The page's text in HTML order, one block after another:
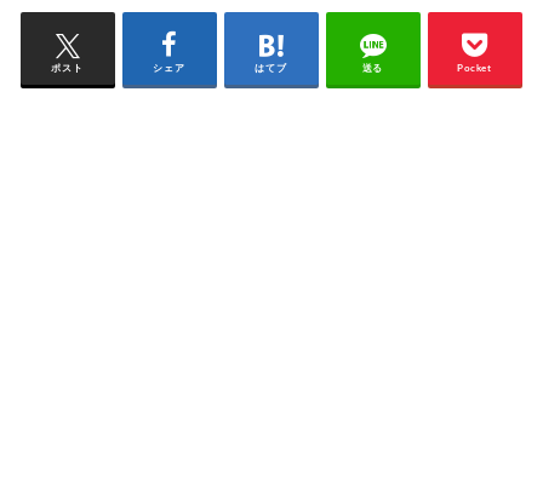
ポスト シェア はてブ 送る Pocket